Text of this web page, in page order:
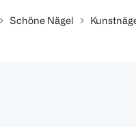
Schöne Nägel